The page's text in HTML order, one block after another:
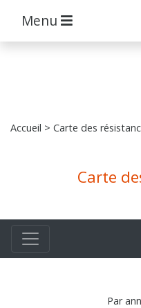
Menu
Accueil > Carte des
Carte
Par